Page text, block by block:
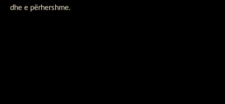
dhe e përhershme.